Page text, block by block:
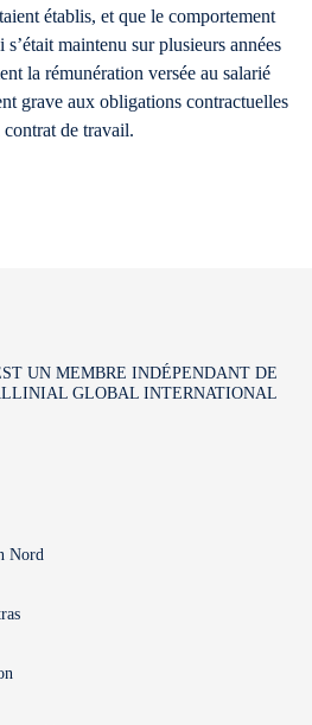
établis, et que le comportement
maintenu sur plusieurs années
la rémunération versée au salarié
grave aux obligations contractuelles
de travail.
UN MEMBRE INDÉPENDANT DE
GLOBAL INTERNATIONAL
Nord